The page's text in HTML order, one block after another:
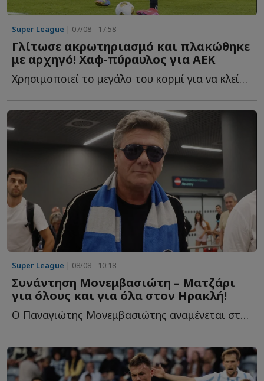
Super League | 07/08 - 17:58
Γλίτωσε ακρωτηριασμό και πλακώθηκε
με αρχηγό! Χαφ-πύραυλος για ΑΕΚ
Χρησιμοποιεί το μεγάλο του κορμί για να κλείσει χώρους, ν...
Super League | 08/08 - 10:18
Συνάντηση Μονεμβασιώτη – Ματζάρι
για όλους και για όλα στον Ηρακλή!
Ο Παναγιώτης Μονεμβασιώτης αναμένεται στη Θεσσαλονίκη τ...